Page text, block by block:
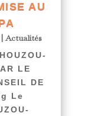
AU
Actualités
LE
DE
Le